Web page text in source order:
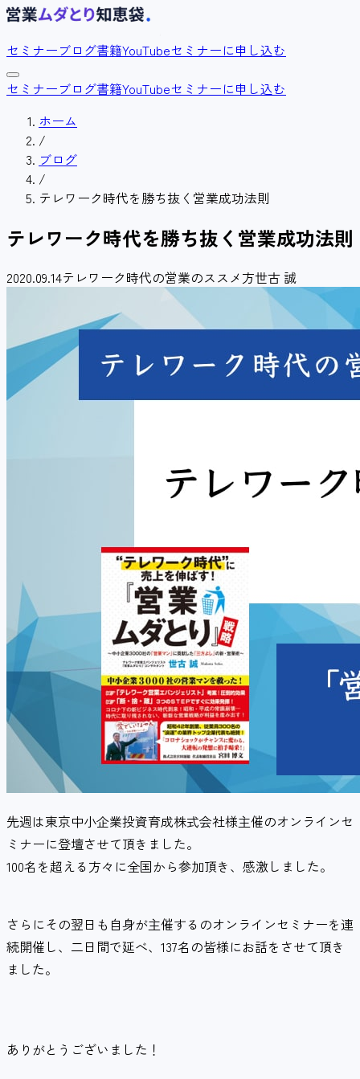
セミナーブログ書籍YouTubeセミナーに申し込む
セミナーブログ書籍YouTubeセミナーに申し込む
ホーム
/
ブログ
/
テレワーク時代を勝ち抜く営業成功法則
テレワーク時代を勝ち抜く営業成功法則
2020.09.14テレワーク時代の営業のススメ方世古 誠
先週は東京中小企業投資育成株式会社様主催のオンラインセ
ミナーに登壇させて頂きました。
100名を超える方々に全国から参加頂き、感激しました。
さらにその翌日も自身が主催するのオンラインセミナーを連
続開催し、二日間で延べ、137名の皆様にお話をさせて頂き
ました。
ありがとうございました！